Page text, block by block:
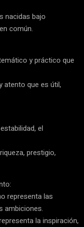
nacidas bajo
común.
y práctico que
atento que es útil,
el
prestigio,
representa las
ambiciones.
la inspiración,